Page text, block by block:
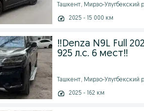
Ташкент, Мирзо-Улугбекский
2025 - 15 000 км
‼️Denza N9L Full
925 л.с. 6 мест‼️
Ташкент, Мирзо-Улугбекский
2025 - 162 км